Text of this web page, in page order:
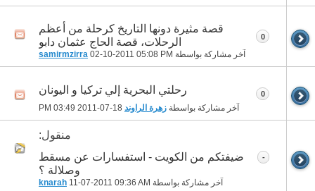
قصة مثيرة دونها التاريخ كرحلة من أعظم
الرحلات، قصة الحاج عثمان دابو
آخر مشاركة بواسطة samirmzirra 02-10-2011 05:08 PM
0
رحلتي البحرية إلي تركيا و اليونان
آخر مشاركة بواسطة زهرة الراوند 03:49 PM
0
منقول:
ضيفتكم من الكويت - استفسارات عن مسقط
وصلالة ؟
آخر مشاركة بواسطة knarah 11-07-2011 09:36 AM
-